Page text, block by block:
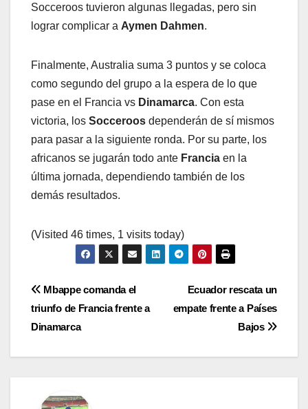
Socceroos tuvieron algunas llegadas, pero sin
lograr complicar a Aymen Dahmen.
Finalmente, Australia suma 3 puntos y se coloca
como segundo del grupo a la espera de lo que
pase en el Francia vs Dinamarca. Con esta
victoria, los Socceroos dependerán de sí mismos
para pasar a la siguiente ronda. Por su parte, los
africanos se jugarán todo ante Francia en la
última jornada, dependiendo también de los
demás resultados.
(Visited 46 times, 1 visits today)
Navegación
de
entradas
Ecuador rescata un
empate frente a Países
Bajos
Mbappe comanda el
triunfo de Francia frente a
Dinamarca